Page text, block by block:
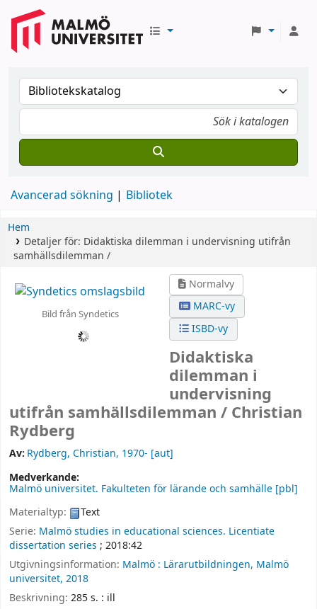
Avancerad sökning Bibliotek
Hem
Detaljer för: Didaktiska dilemman i undervisning utifrån
samhällsdilemman /
Bild från Syndetics
Normalvy
MARC-vy
ISBD-vy
Didaktiska
dilemman i
undervisning
utifrån samhällsdilemman / Christian
Rydberg
Av: Rydberg, Christian, 1970- [aut]
Medverkande:
Malmö universitet. Fakulteten för lärande och samhälle [pbl]
Materialtyp:
Text
Serie: Malmö studies in educational sciences. Licentiate
dissertation series ; 2018:42
Utgivningsinformation: Malmö : Lärarutbildningen, Malmö
universitet, 2018
Beskrivning: 285 s. : ill